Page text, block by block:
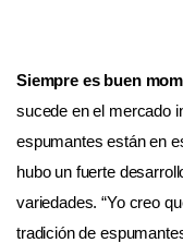
Siempre es buen
sucede en el mercado
espumantes están en
hubo un fuerte
variedades. “Yo creo
tradición de